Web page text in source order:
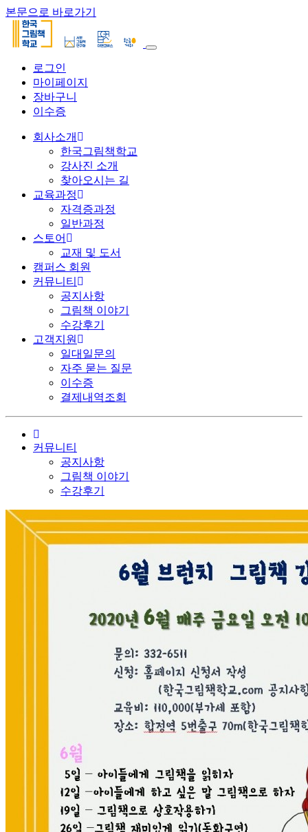
본문으로 바로가기
로그인
마이페이지
장바구니
이수증
회사소개
한국그림책학교
강사진 소개
찾아오시는 길
교육과정
자격증과정
일반과정
스토어
교재 및 도서
캠퍼스 회원
커뮤니티
공지사항
그림책 이야기
수강후기
고객지원
일대일문의
자주 묻는 질문
이수증
결제내역조회
커뮤니티
공지사항
그림책 이야기
수강후기